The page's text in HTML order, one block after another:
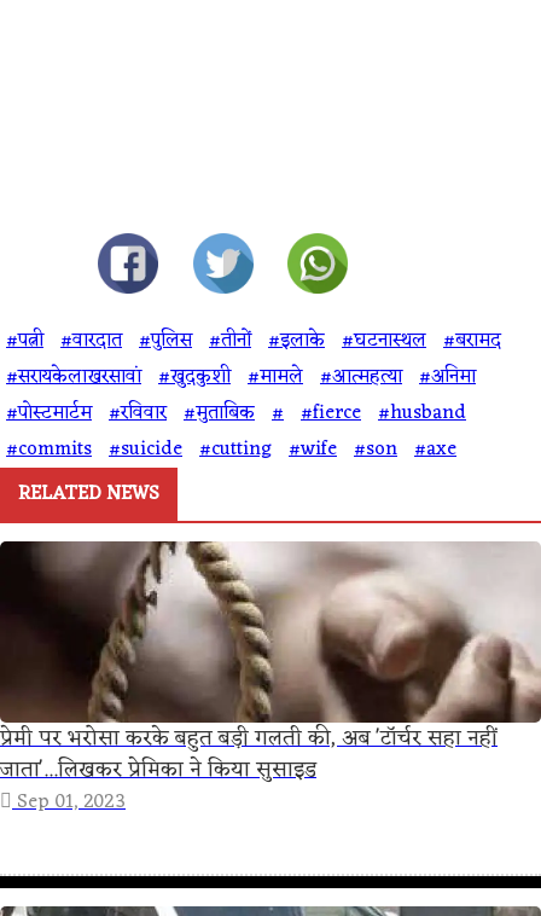
#पत्नी #वारदात #पुलिस #तीनों #इलाके #घटनास्थल #बरामद
#सरायकेलाखरसावां #खुदकुशी #मामले #आत्महत्या #अनिमा
#पोस्टमार्टम #रविवार #मुताबिक # #fierce #husband
#commits #suicide #cutting #wife #son #axe
RELATED NEWS
प्रेमी पर भरोसा करके बहुत बड़ी गलती की, अब 'टॉर्चर सहा नहीं
जाता'...लिखकर प्रेमिका ने किया सुसाइड
Sep 01, 2023